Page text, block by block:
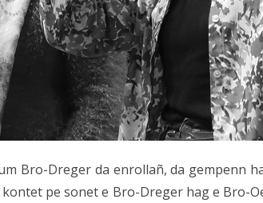
mars
Bro-Dreger da enrollañ, da gempenn
pe sonet e Bro-Dreger hag e Bro-